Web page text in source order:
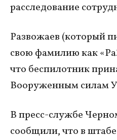
расследование
Развожаев (который
свою фамилию как
что беспилотник
Вооруженным силам
В пресс-службе
сообщили, что в